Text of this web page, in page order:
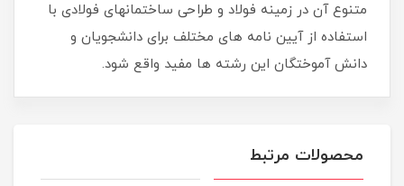
متنوع آن در زمینه فولاد و طراحی ساختمانهای فولادی با
استفاده از آیین نامه های مختلف برای دانشجویان و
دانش آموختگان این رشته ها مفید واقع شود.
محصولات مرتبط